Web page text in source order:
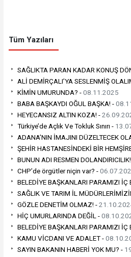
Tüm Yazıları
SAĞLIKTA PARAN KADAR KONUŞ
ALİ DEMİRÇALI’YA SESLENMİŞ
KİMİN UMURUNDA? -08.11.2025
BABA BAŞKAYDI OĞUL BAŞKA! -
HEYECANSIZ ALTIN KOZA! -
Türkiye’de Açlık Ve Tokluk Sınırı -
ADANA’NIN İMAJINI DÜZELTECEK
ŞEHİR HASTANESİNDEKİ BİR
BUNUN ADI RESMEN
CHP’de örgütler niçin var? -
BELEDİYE BAŞKANLARI PARAMIZI İÇ
SAĞLIK VE TARIM İL
GÖZLE DENETİM OLMAZ! -
HİÇ UMURLARINDA DEĞİL -
BELEDİYE BAŞKANLARI PARAMIZI İÇ
KAMU VİCDANI VE ADALET -
SAYIN BAKANIN HABERİ YOK MU? -